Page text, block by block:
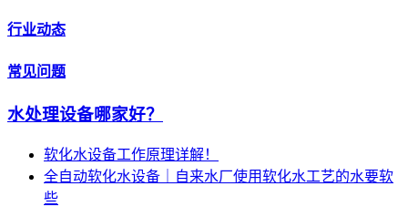
行业动态
常见问题
水处理设备哪家好？
软化水设备工作原理详解！
全自动软化水设备｜自来水厂使用软化水工艺的水要软
些